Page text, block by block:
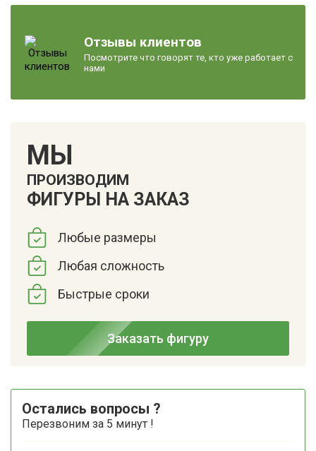
Отзывы клиентов
Посмотрите что говорят те, кто уже работает с
нами
МЫ
ПРОИЗВОДИМ
ФИГУРЫ НА ЗАКАЗ
Любые размеры
Любая сложность
Быстрые сроки
Заказать фигуру
Остались вопросы ?
Перезвоним за 5 минут !